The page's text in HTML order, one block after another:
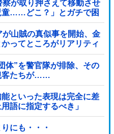
が取り押さえて移動させ
童……どこ？」とガチで困
山賊の真似事を開始、金
ってところがリアリティ
体”を警官隊が排除、その
客たちが……
といった表現は完全に差
語に指定するべき」
にも・・・